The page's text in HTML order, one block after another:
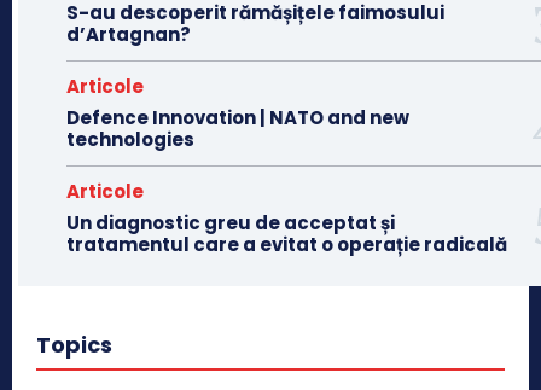
S-au descoperit rămășițele faimosului
d’Artagnan?
Articole
Defence Innovation | NATO and new
technologies
Articole
Un diagnostic greu de acceptat și
tratamentul care a evitat o operație radicală
Topics